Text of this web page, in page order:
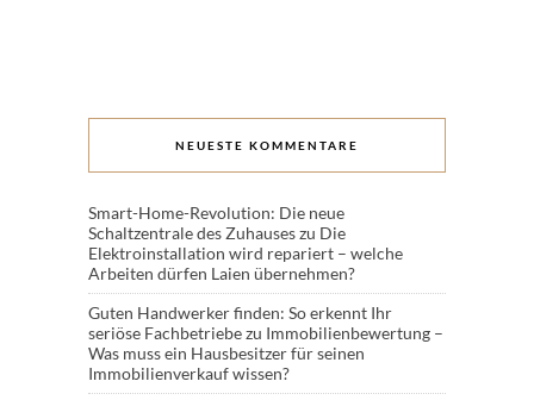
NEUESTE KOMMENTARE
Smart-Home-Revolution: Die neue
Schaltzentrale des Zuhauseszu Die
Elektroinstallation wird repariert – welche
Arbeiten dürfen Laien übernehmen?
Guten Handwerker finden: So erkennt Ihr
seriöse Fachbetriebezu Immobilienbewertung –
Was muss ein Hausbesitzer für seinen
Immobilienverkauf wissen?